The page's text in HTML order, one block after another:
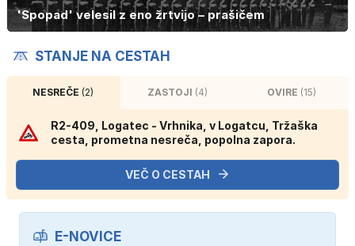
'Spopad' velesil z eno žrtvijo – prašičem
STANJE NA CESTAH
NESREČE(2) ZASTOJI (4) OVIRE (15)
R2-409, Logatec - Vrhnika, v Logatcu, Tržaška
cesta, prometna nesreča, popolna zapora.
VEČ O CESTAH
E-NOVICE